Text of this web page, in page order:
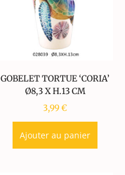
GOBELET TORTUE ‘CORIA’
Ø8,3 X H.13 CM
3,99€
Ajouter au panier